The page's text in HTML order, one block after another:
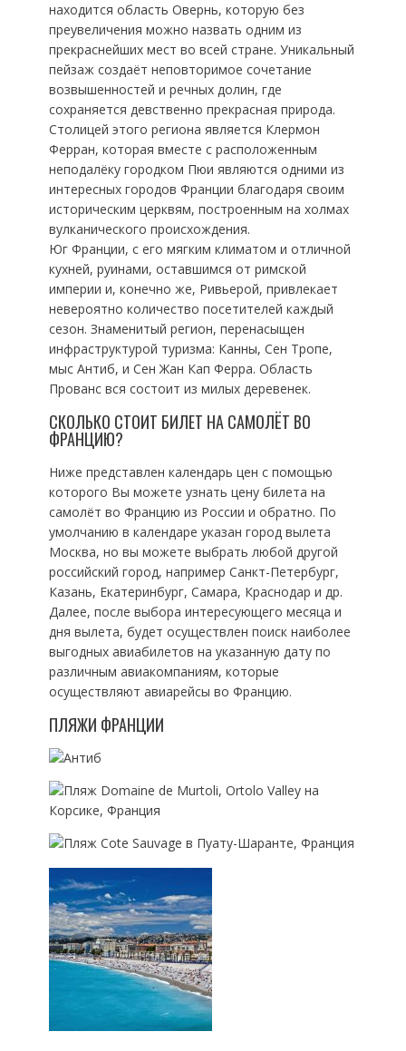
находится область Овернь, которую без
преувеличения можно назвать одним из
прекраснейших мест во всей стране. Уникальный
пейзаж создаёт неповторимое сочетание
возвышенностей и речных долин, где
сохраняется девственно прекрасная природа.
Столицей этого региона является Клермон
Ферран, которая вместе с расположенным
неподалёку городком Пюи являются одними из
интересных городов Франции благодаря своим
историческим церквям, построенным на холмах
вулканического происхождения.
Юг Франции, с его мягким климатом и отличной
кухней, руинами, оставшимся от римской
империи и, конечно же, Ривьерой, привлекает
невероятно количество посетителей каждый
сезон. Знаменитый регион, перенасыщен
инфраструктурой туризма: Канны, Сен Тропе,
мыс Антиб, и Сен Жан Кап Ферра. Область
Прованс вся состоит из милых деревенек.
СКОЛЬКО СТОИТ БИЛЕТ НА САМОЛЁТ ВО
ФРАНЦИЮ?
Ниже представлен календарь цен с помощью
которого Вы можете узнать цену билета на
самолёт во Францию из России и обратно. По
умолчанию в календаре указан город вылета
Москва, но вы можете выбрать любой другой
российский город, например Санкт-Петербург,
Казань, Екатеринбург, Самара, Краснодар и др.
Далее, после выбора интересующего месяца и
дня вылета, будет осуществлен поиск наиболее
выгодных авиабилетов на указанную дату по
различным авиакомпаниям, которые
осуществляют авиарейсы во Францию.
ПЛЯЖИ ФРАНЦИИ